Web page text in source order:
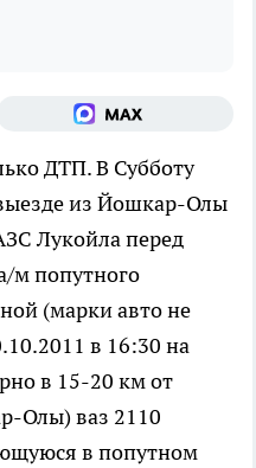
ДТП. В Субботу
из Йошкар-Олы
Лукойла перед
м попутного
(марки авто не
в 16:30 на
в 15-20 км от
Олы) ваз 2110
в попутном